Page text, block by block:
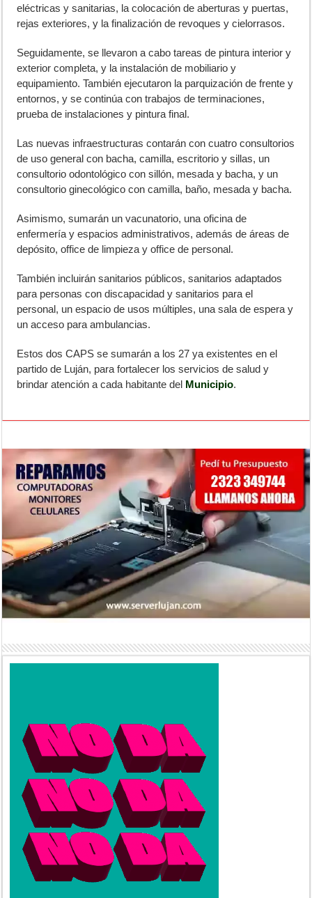
eléctricas y sanitarias, la colocación de aberturas y puertas,
rejas exteriores, y la finalización de revoques y cielorrasos.
Seguidamente, se llevaron a cabo tareas de pintura interior y
exterior completa, y la instalación de mobiliario y
equipamiento. También ejecutaron la parquización de frente y
entornos, y se continúa con trabajos de terminaciones,
prueba de instalaciones y pintura final.
Las nuevas infraestructuras contarán con cuatro consultorios
de uso general con bacha, camilla, escritorio y sillas, un
consultorio odontológico con sillón, mesada y bacha, y un
consultorio ginecológico con camilla, baño, mesada y bacha.
Asimismo, sumarán un vacunatorio, una oficina de
enfermería y espacios administrativos, además de áreas de
depósito, office de limpieza y office de personal.
También incluirán sanitarios públicos, sanitarios adaptados
para personas con discapacidad y sanitarios para el
personal, un espacio de usos múltiples, una sala de espera y
un acceso para ambulancias.
Estos dos CAPS se sumarán a los 27 ya existentes en el
partido de Luján, para fortalecer los servicios de salud y
brindar atención a cada habitante del Municipio.